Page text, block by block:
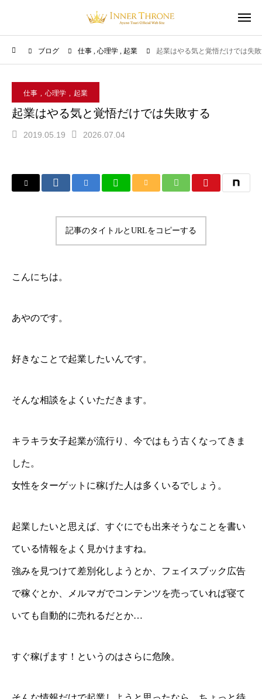
ブログ 仕事 心理学 起業 起業はやる気と覚悟だけでは失
仕事 心理学 起業
起業はやる気と覚悟だけでは失敗する
2019.05.19 2026.07.04
記事のタイトルとURLをコピーする
こんにちは。
あやのです。
好きなことで起業したいんです。
そんな相談をよくいただきます。
キラキラ女子起業が流行り、今ではもう古くなってきま
した。
女性をターゲットに稼げた人は多くいるでしょう。
起業したいと思えば、すぐにでも出来そうなことを書い
ている情報をよく見かけますね。
強みを見つけて差別化しようとか、フェイスブック広告
で稼ぐとか、メルマガでコンテンツを売っていれば寝て
いても自動的に売れるだとか…
すぐ稼げます！というのはさらに危険。